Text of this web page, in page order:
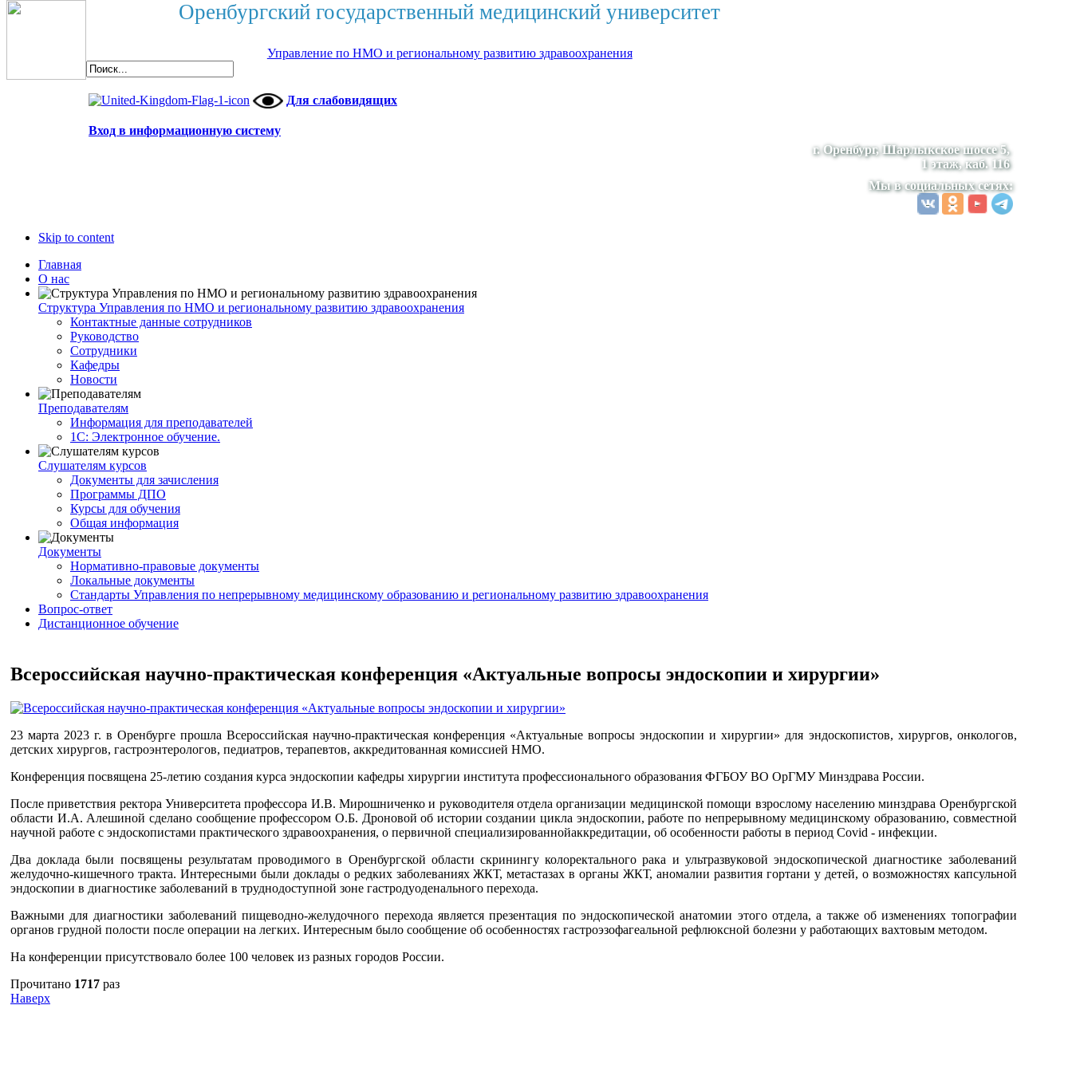
Оренбургский государственный медицинский университет
Управление по НМО и региональному развитию здравоохранения
Для слабовидящих
Вход в информационную систему
г. Оренбург, Шарлыкское шоссе 5,
1 этаж, каб. 116
Мы в социальных сетях:
Skip to content
Главная
О нас
Структура Управления по НМО и региональному развитию здравоохранения
Контактные данные сотрудников
Руководство
Сотрудники
Кафедры
Новости
Преподавателям
Информация для преподавателей
1С: Электронное обучение.
Слушателям курсов
Документы для зачисления
Программы ДПО
Курсы для обучения
Общая информация
Документы
Нормативно-правовые документы
Локальные документы
Стандарты Управления по непрерывному медицинскому образованию и региональному развитию здравоохранения
Вопрос-ответ
Дистанционное обучение
Всероссийская научно-практическая конференция «Актуальные вопросы эндоскопии и хирургии»
23 марта 2023 г. в Оренбурге прошла Всероссийская научно-практическая конференция «Актуальные вопросы эндоскопии и хирургии» для эндоскопистов, хирургов, онкологов,
детских хирургов, гастроэнтерологов, педиатров, терапевтов, аккредитованная комиссией НМО.
Конференция посвящена 25-летию создания курса эндоскопии кафедры хирургии института профессионального образования ФГБОУ ВО ОрГМУ Минздрава России.
После приветствия ректора Университета профессора И.В. Мирошниченко и руководителя отдела организации медицинской помощи взрослому населению минздрава Оренбургской
области И.А. Алешиной сделано сообщение профессором О.Б. Дроновой об истории создании цикла эндоскопии, работе по непрерывному медицинскому образованию, совместной
научной работе с эндоскопистами практического здравоохранения, о первичной специализированнойаккредитации, об особенности работы в период Covid - инфекции.
Два доклада были посвящены результатам проводимого в Оренбургской области скринингу колоректального рака и ультразвуковой эндоскопической диагностике заболеваний
желудочно-кишечного тракта. Интересными были доклады о редких заболеваниях ЖКТ, метастазах в органы ЖКТ, аномалии развития гортани у детей, о возможностях капсульной
эндоскопии в диагностике заболеваний в труднодоступной зоне гастродуоденального перехода.
Важными для диагностики заболеваний пищеводно-желудочного перехода является презентация по эндоскопической анатомии этого отдела, а также об изменениях топографии
органов грудной полости после операции на легких. Интересным было сообщение об особенностях гастроэзофагеальной рефлюксной болезни у работающих вахтовым методом.
На конференции присутствовало более 100 человек из разных городов России.
Прочитано 1717 раз
Наверх